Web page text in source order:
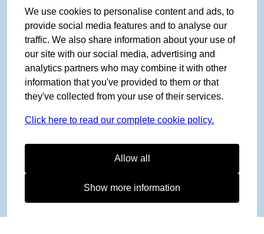
We use cookies to personalise content and ads, to
provide social media features and to analyse our
traffic. We also share information about your use of
our site with our social media, advertising and
analytics partners who may combine it with other
information that you've provided to them or that
they've collected from your use of their services.
Click here to read our complete cookie policy.
Allow all
Show more information